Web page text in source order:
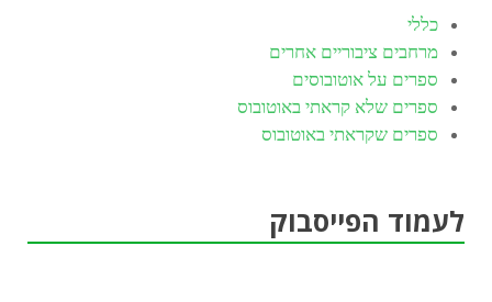
כללי
מרחבים ציבוריים אחרים
ספרים על אוטובוסים
ספרים שלא קראתי באוטובוס
ספרים שקראתי באוטובוס
לעמוד הפייסבוק